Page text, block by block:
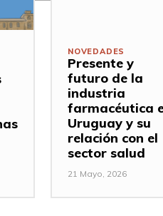
NOVEDADES
Presente y
futuro de la
industria
farmacéutica
Uruguay y su
relación con el
sector salud
21 Mayo, 2026